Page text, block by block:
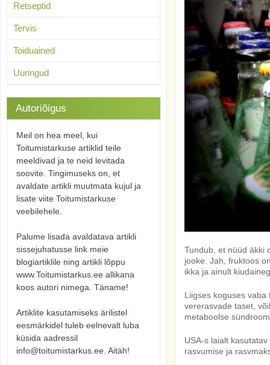
Tundub, et nüüd äkki
jooke. Jah, fruktoos
ikka ja ainult
Liigses koguses
vererasvade taset,
metaboolse
USA-s laialt
rasvumise ja
Retseptid
Tervis
Toiduained
Uuringud
Autoriõigus
Meil on hea meel, kui
Toitumistarkuse artiklid teile
meeldivad ja te neid levitada
soovite. Tingimuseks on, et
avaldate artikli muutmata kujul ja
lisate viite Toitumistarkuse
veebilehele.
Palume lisada avaldatava artikli
sissejuhatusse link meie
blogiartiklile ning artikli lõppu
www.Toitumistarkus.ee allikana
koos autori nimega. Täname!
Artiklite kasutamiseks ärilistel
eesmärkidel tuleb eelnevalt luba
küsida aadressil
info@toitumistarkus.ee. Aitäh!